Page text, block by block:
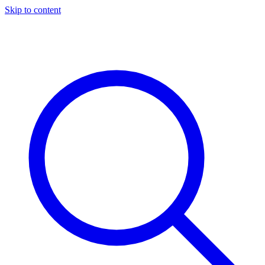
Skip to content